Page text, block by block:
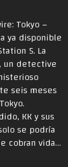
Tokyo –
ya disponible
5. La
un detective
seis meses
KK y sus
se podría
cobran vida…